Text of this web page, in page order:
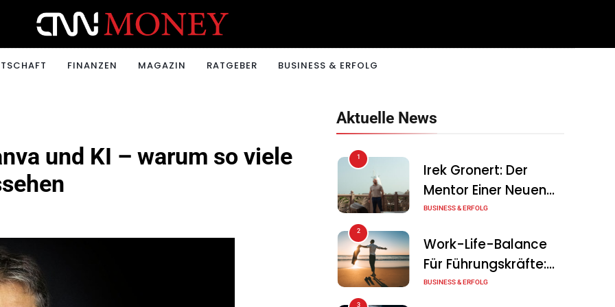
FINANZEN MAGAZIN RATGEBER BUSINESS & ERFOLG
und KI – warum so viele
Aktuelle News
1
Irek Gronert: Der
Mentor Einer Neuen
Generation Von
BUSINESS & ERFOLG
2
Work-Life-Balance
Für Führungskräfte:
Illusion Oder Echte
BUSINESS & ERFOLG
3